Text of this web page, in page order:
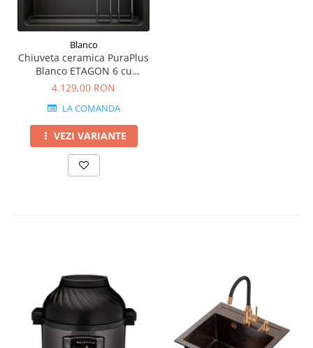
Blanco
Chiuveta ceramica PuraPlus
Blanco ETAGON 6 cu
excentric
4.129,00 RON
LA COMANDA
VEZI VARIANTE